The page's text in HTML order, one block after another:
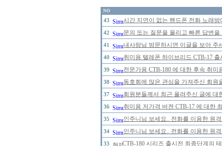
NO
43 시간 지연이 없는 핸드폰 전화 노래
42 문의 또는 질문을 올리고 빠른 답변
41 내사랑님 방문하시면 이글을 보아 주
40 취미용 텔레폰 하이브리드 CTB-17
39 전문가용 CTB-180 에 대한 후속 취
38 동호회에 많은 관심을 가져주신 회
37 회원분들께서 최근 올려주신 글에
36 취미용 저가격 버젼 CTB-17 에 대한
35 인주니님 보세요.. 전화를 이용한 원
34 인주니님 보세요.. 전화를 이용한 원
33 CTB-180 시리즈 출시전 최종단계의